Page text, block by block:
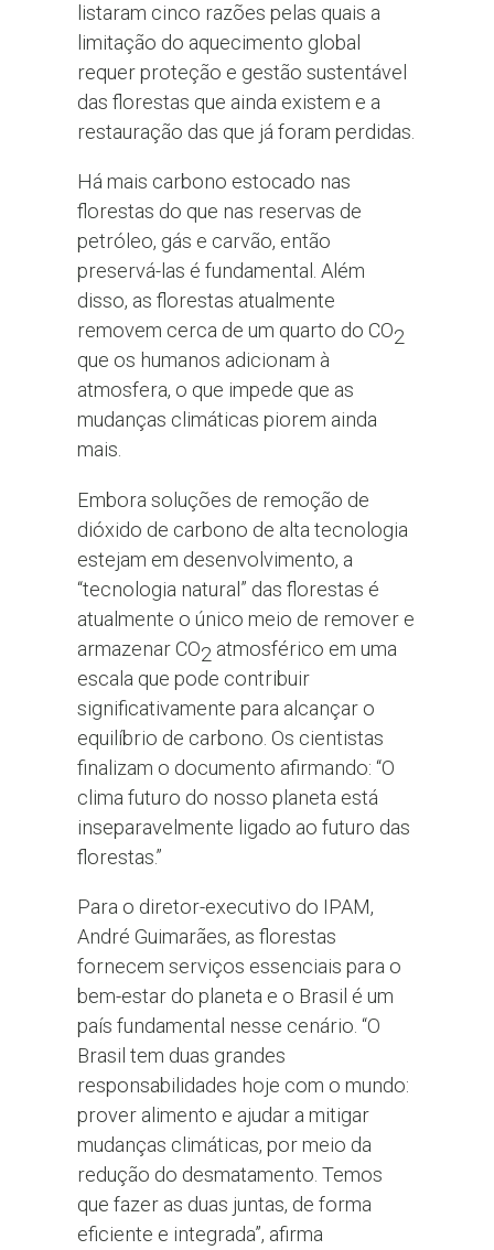
listaram cinco razões pelas quais a
limitação do aquecimento global
requer proteção e gestão sustentável
das florestas que ainda existem e a
restauração das que já foram perdidas.
Há mais carbono estocado nas
florestas do que nas reservas de
petróleo, gás e carvão, então
preservá-las é fundamental. Além
disso, as florestas atualmente
removem cerca de um quarto do CO2
que os humanos adicionam à
atmosfera, o que impede que as
mudanças climáticas piorem ainda
mais.
Embora soluções de remoção de
dióxido de carbono de alta tecnologia
estejam em desenvolvimento, a
“tecnologia natural” das florestas é
atualmente o único meio de remover e
armazenar CO2 atmosférico em uma
escala que pode contribuir
significativamente para alcançar o
equilíbrio de carbono. Os cientistas
finalizam o documento afirmando: “O
clima futuro do nosso planeta está
inseparavelmente ligado ao futuro das
florestas.”
Para o diretor-executivo do IPAM,
André Guimarães, as florestas
fornecem serviços essenciais para o
bem-estar do planeta e o Brasil é um
país fundamental nesse cenário. “O
Brasil tem duas grandes
responsabilidades hoje com o mundo:
prover alimento e ajudar a mitigar
mudanças climáticas, por meio da
redução do desmatamento. Temos
que fazer as duas juntas, de forma
eficiente e integrada”, afirma